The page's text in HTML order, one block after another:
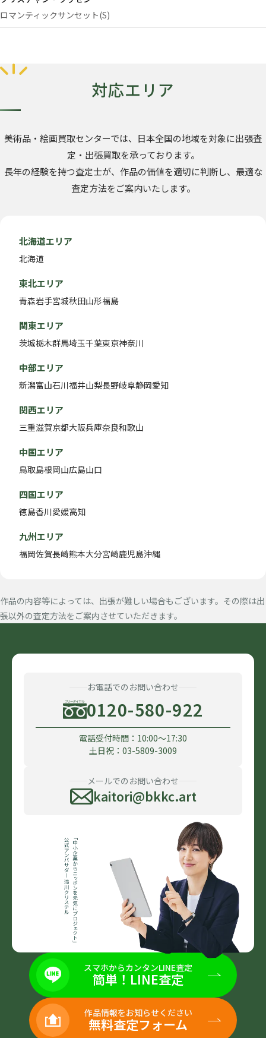
ロマンティックサンセット(S)
対応エリア
美術品・絵画買取センターでは、日本全国の地域を対象に出張査
定・出張買取を承っております。
長年の経験を持つ査定士が、作品の価値を適切に判断し、最適な
査定方法をご案内いたします。
北海道エリア
北海道
東北エリア
青森岩手宮城秋田山形福島
関東エリア
茨城栃木群馬埼玉千葉東京神奈川
中部エリア
新潟富山石川福井山梨長野岐阜静岡愛知
関西エリア
三重滋賀京都大阪兵庫奈良和歌山
中国エリア
鳥取島根岡山広島山口
四国エリア
徳島香川愛媛高知
九州エリア
福岡佐賀長崎熊本大分宮崎鹿児島沖縄
作品の内容等によっては、出張が難しい場合もございます。その際は出
張以外の査定方法をご案内させていただきます。
お電話でのお問い合わせ
0120-580-922
電話受付時間：10:00〜17:30
土日祝：03-5809-3009
メールでのお問い合わせ
kaitori@bkkc.art
スマホからカンタンLINE査定
簡単！LINE査定
作品情報をお知らせください
無料査定フォーム